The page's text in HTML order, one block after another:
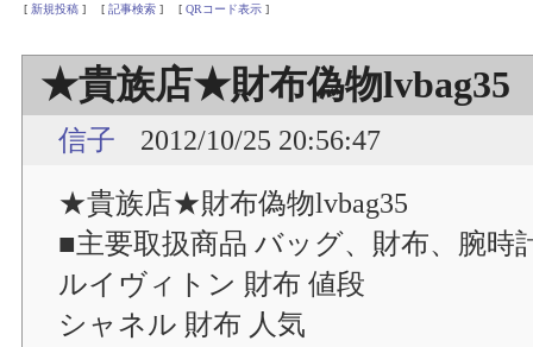
[ 新規投稿 ] [ 記事検索 ] [ QRコード表示 ]
★貴族店★財布偽物lvbag35
信子
2012/10/25 20:56:47
★貴族店★財布偽物lvbag35
■主要取扱商品 バッグ、財布、腕時
ルイヴィトン 財布 値段
シャネル 財布 人気